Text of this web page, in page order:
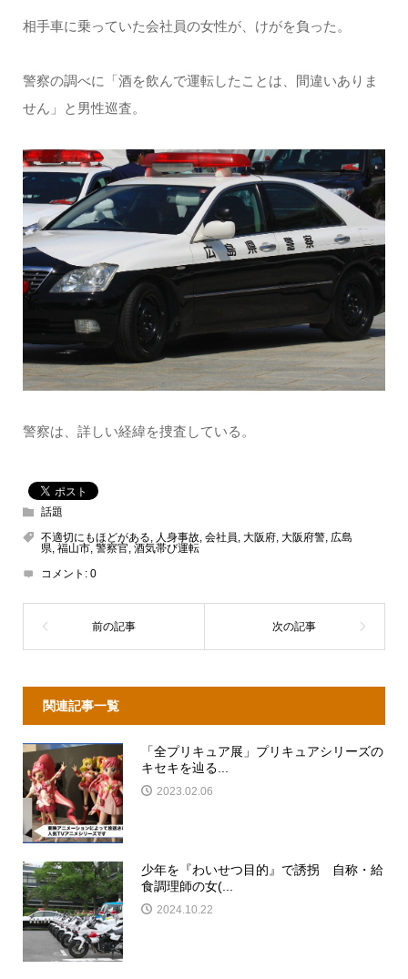
相手車に乗っていた会社員の女性が、けがを負った。
警察の調べに「酒を飲んで運転したことは、間違いありま
せん」と男性巡査。
警察は、詳しい経緯を捜査している。
話題
不適切にもほどがある, 人身事故, 会社員, 大阪府, 大阪府警, 広島
県, 福山市, 警察官, 酒気帯び運転
コメント: 0
関連記事一覧
「全プリキュア展」プリキュアシリーズの
キセキを辿る...
2023.02.06
少年を『わいせつ目的』で誘拐 自称・給
食調理師の女(...
2024.10.22